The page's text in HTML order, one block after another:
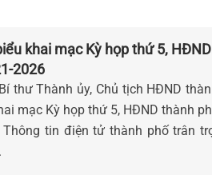
khai mạc Kỳ họp thứ 5,
2026
thư Thành ủy, Chủ tịch HĐND
mạc Kỳ họp thứ 5, HĐND thành
Thông tin điện tử thành phố trân